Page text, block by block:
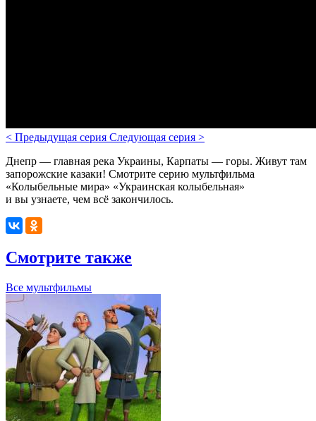
< Предыдущая серия Следующая серия >
Днепр — главная река Украины, Карпаты — горы. Живут там
запорожские казаки! Смотрите серию мультфильма
«Колыбельные мира» «Украинская колыбельная»
и вы узнаете, чем всё закончилось.
Смотрите также
Все мультфильмы